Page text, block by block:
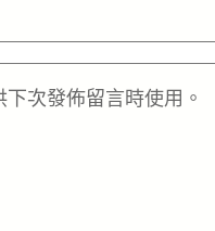
次發佈留言時使用。